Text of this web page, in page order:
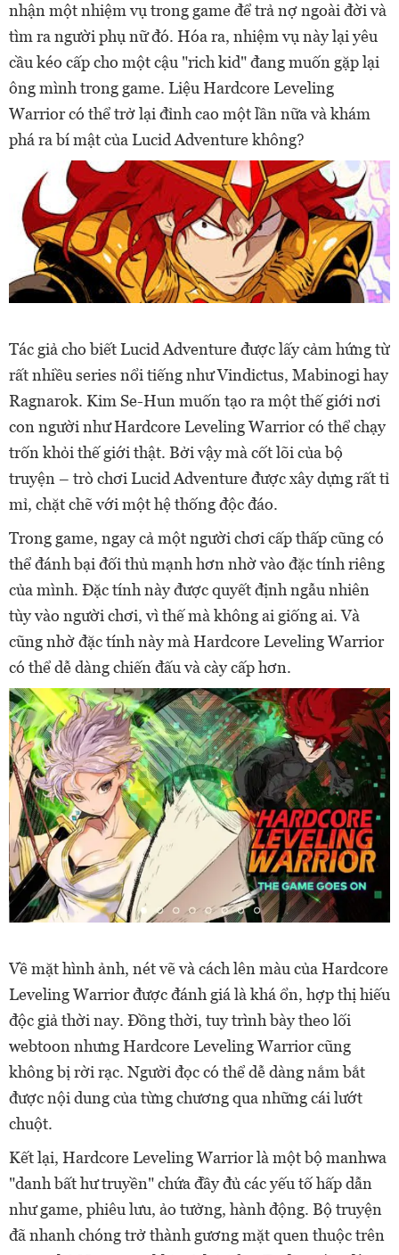
nhận một nhiệm vụ trong game để trả nợ ngoài đời và
tìm ra người phụ nữ đó. Hóa ra, nhiệm vụ này lại yêu
cầu kéo cấp cho một cậu "rich kid" đang muốn gặp lại
ông mình trong game. Liệu Hardcore Leveling
Warrior có thể trở lại đỉnh cao một lần nữa và khám
phá ra bí mật của Lucid Adventure không?
Tác giả cho biết Lucid Adventure được lấy cảm hứng từ
rất nhiều series nổi tiếng như Vindictus, Mabinogi hay
Ragnarok. Kim Se-Hun muốn tạo ra một thế giới nơi
con người như Hardcore Leveling Warrior có thể chạy
trốn khỏi thế giới thật. Bởi vậy mà cốt lõi của bộ
truyện – trò chơi Lucid Adventure được xây dựng rất tỉ
mỉ, chặt chẽ với một hệ thống độc đáo.
Trong game, ngay cả một người chơi cấp thấp cũng có
thể đánh bại đối thủ mạnh hơn nhờ vào đặc tính riêng
của mình. Đặc tính này được quyết định ngẫu nhiên
tùy vào người chơi, vì thế mà không ai giống ai. Và
cũng nhờ đặc tính này mà Hardcore Leveling Warrior
có thể dễ dàng chiến đấu và cày cấp hơn.
Về mặt hình ảnh, nét vẽ và cách lên màu của Hardcore
Leveling Warrior được đánh giá là khá ổn, hợp thị hiếu
độc giả thời nay. Đồng thời, tuy trình bày theo lối
webtoon nhưng Hardcore Leveling Warrior cũng
không bị rời rạc. Người đọc có thể dễ dàng nắm bắt
được nội dung của từng chương qua những cái lướt
chuột.
Kết lại, Hardcore Leveling Warrior là một bộ manhwa
"danh bất hư truyền" chứa đầy đủ các yếu tố hấp dẫn
như game, phiêu lưu, ảo tưởng, hành động. Bộ truyện
đã nhanh chóng trở thành gương mặt quen thuộc trên